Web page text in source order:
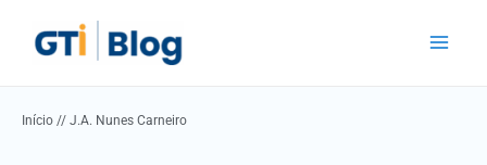
content
Início // J.A. Nunes Carneiro